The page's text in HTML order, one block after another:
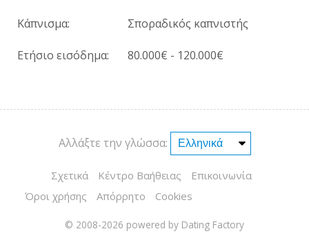
Κάπνισμα: Σποραδικός καπνιστής
Ετήσιο εισόδημα: 80.000€ - 120.000€
Αλλάξτε την γλώσσα:
Σχετικά Κέντρο Βαήθειας
Επικοινωνία
Όροι χρήσης
Απόρρητο Cookies
© 2008-2026 powered by Dating Factory